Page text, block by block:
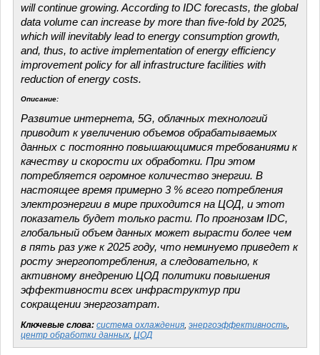
will continue growing. According to IDC forecasts, the global
data volume can increase by more than five-fold by 2025,
which will inevitably lead to energy consumption growth,
and, thus, to active implementation of energy efficiency
improvement policy for all infrastructure facilities with
reduction of energy costs.
Описание:
Развитие интернета, 5G, облачных технологий
приводит к увеличению объемов обрабатываемых
данных с постоянно повышающимися требованиями к
качеству и скорости их обработки. При этом
потребляется огромное количество энергии. В
настоящее время примерно 3 % всего потребления
электроэнергии в мире приходится на ЦОД, и этот
показатель будет только расти. По прогнозам IDC,
глобальный объем данных может вырасти более чем
в пять раз уже к 2025 году, что неминуемо приведет к
росту энергопотребления, а следовательно, к
активному внедрению ЦОД политики повышения
эффективности всех инфраструктур при
сокращении энергозатрат.
Ключевые слова: система охлаждения, энергоэффективность,
центр обработки данных, ЦОД